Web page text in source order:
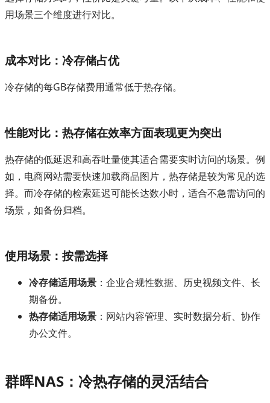
用场景三个维度进行对比。
成本对比：冷存储占优
冷存储的每GB存储费用通常低于热存储。
性能对比：热存储在效率方面表现更为突出
热存储的低延迟和高吞吐量使其适合需要实时访问的场景。例
如，电商网站需要快速加载商品图片，热存储是较为常见的选
择。而冷存储的检索延迟可能长达数小时，适合不急需访问的
场景，如备份归档。
使用场景：按需选择
冷存储适用场景 ：企业合规性数据、历史视频文件、长
期备份。
热存储适用场景 ：网站内容管理、实时数据分析、协作
办公文件。
群晖NAS：冷热存储的灵活结合